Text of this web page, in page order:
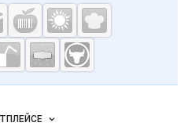
проекты